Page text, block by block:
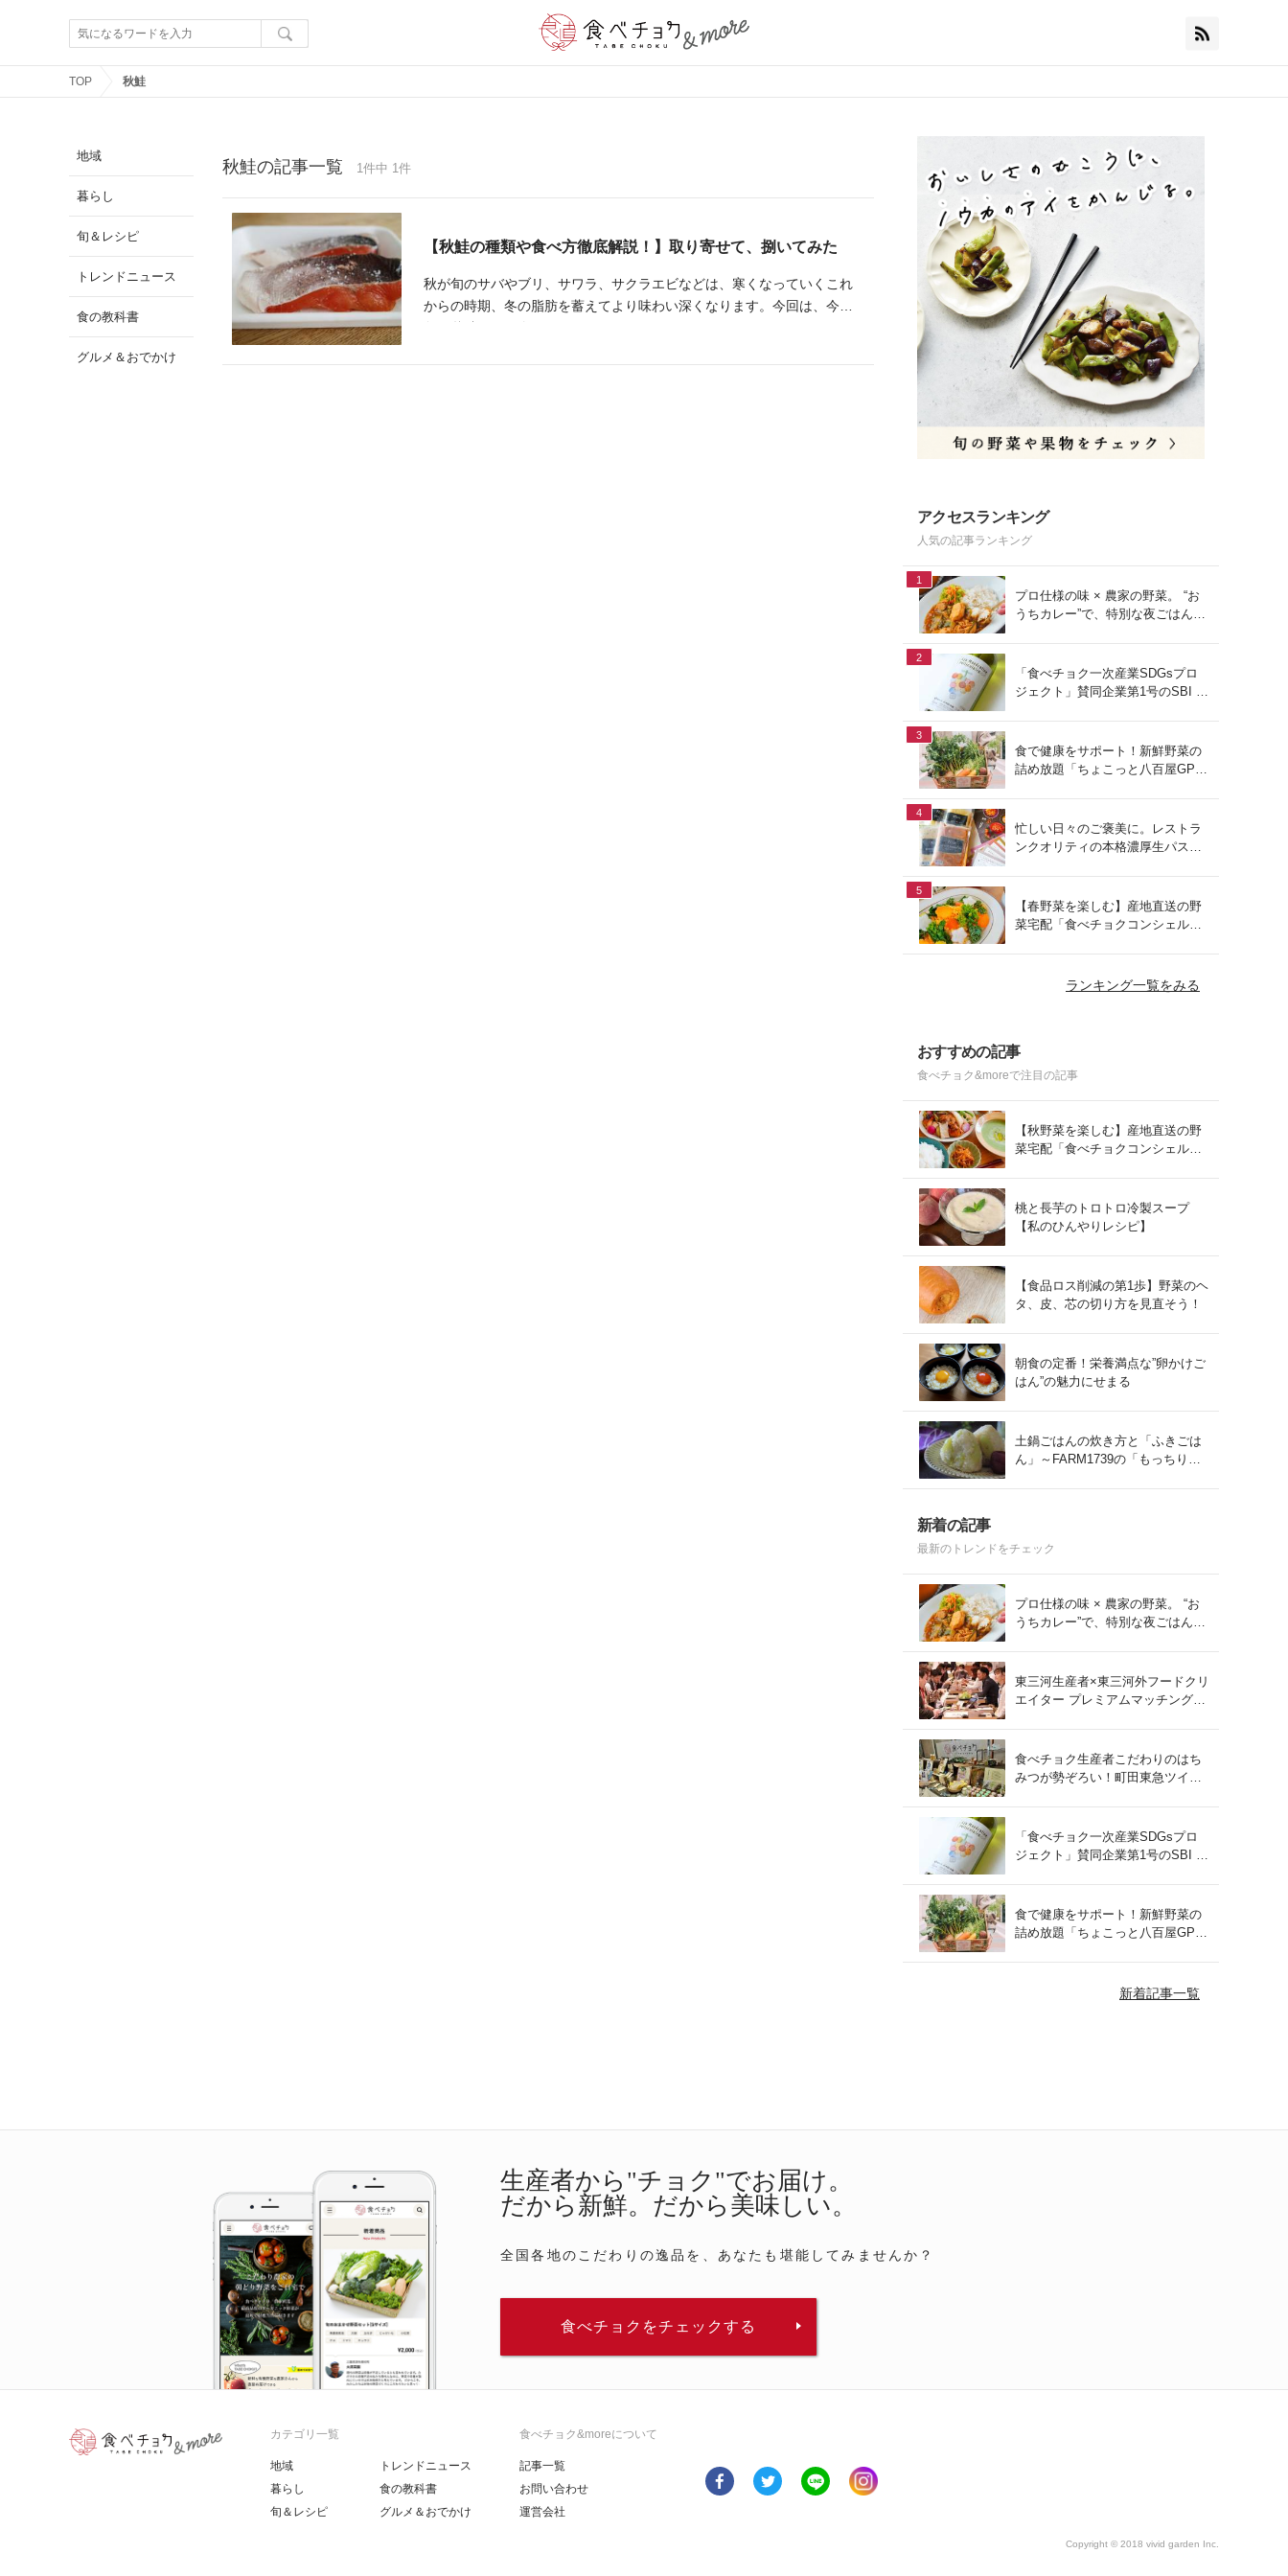
TOP 秋鮭
地域
暮らし
旬＆レシピ
トレンドニュース
食の教科書
グルメ＆おでかけ
秋鮭の記事一覧 1件中 1件
【秋鮭の種類や食べ方徹底解説！】取り寄せて、捌いてみた
秋が旬のサバやブリ、サワラ、サクラエビなどは、寒くなっていくこれ
からの時期、冬の脂肪を蓄えてより味わい深くなります。今回は、今が
アクセスランキング
人気の記事ランキング
1
プロ仕様の味 × 農家の野菜。 “お
うちカレー”で、特別な夜ごはん
2
「食べチョク一次産業SDGsプロ
ジェクト」賛同企業第1号のSBI F
3
食で健康をサポート！新鮮野菜の
詰め放題「ちょこっと八百屋GP
4
忙しい日々のご褒美に。レストラ
ンクオリティの本格濃厚生パスタ
5
【春野菜を楽しむ】産地直送の野
菜宅配「食べチョクコンシェルジ
ランキング一覧をみる
おすすめの記事
食べチョク&moreで注目の記事
【秋野菜を楽しむ】産地直送の野
菜宅配「食べチョクコンシェルジ
桃と長芋のトロトロ冷製スープ
【私のひんやりレシピ】
【食品ロス削減の第1歩】野菜のヘ
タ、皮、芯の切り方を見直そう！
朝食の定番！栄養満点な”卵かけご
はん”の魅力にせまる
土鍋ごはんの炊き方と「ふきごは
ん」～FARM1739の「もっちりコ
新着の記事
最新のトレンドをチェック
プロ仕様の味 × 農家の野菜。 “お
うちカレー”で、特別な夜ごはん
東三河生産者×東三河外フードクリ
エイター プレミアムマッチング会
食べチョク生産者こだわりのはち
みつが勢ぞろい！町田東急ツイン
「食べチョク一次産業SDGsプロ
ジェクト」賛同企業第1号のSBI F
食で健康をサポート！新鮮野菜の
詰め放題「ちょこっと八百屋GP
新着記事一覧
生産者から"チョク"でお届け。
だから新鮮。だから美味しい。
全国各地のこだわりの逸品を、あなたも堪能してみませんか？
食べチョクをチェックする
カテゴリ一覧
地域
暮らし
旬＆レシピ
トレンドニュース
食の教科書
グルメ＆おでかけ
食べチョク&moreについて
記事一覧
お問い合わせ
運営会社
Copyright © 2018 vivid garden Inc.